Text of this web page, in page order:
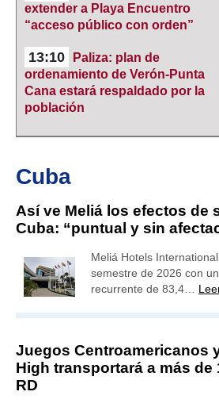
extender a Playa Encuentro
“acceso público con orden”
13:10
Paliza: plan de
ordenamiento de Verón-Punta
Cana estará respaldado por la
población
Cuba
Así ve Meliá los efectos de
Cuba: “puntual y sin
Meliá Hotels
semestre de 2026 con
recurrente de 83,4…
Juegos Centroamericanos
High transportará a más de
RD